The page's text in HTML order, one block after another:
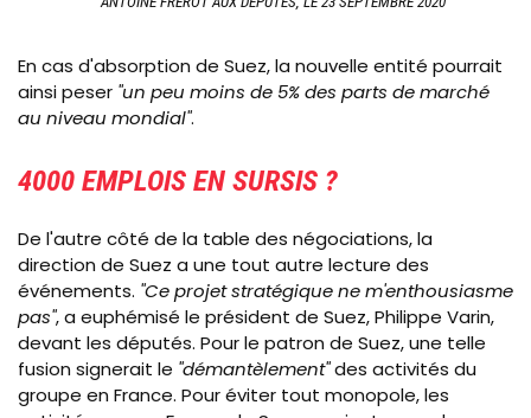
En cas d'absorption de Suez, la nouvelle entité pourrait
ainsi peser "un peu moins de 5% des parts de marché
au niveau mondial".
4000 EMPLOIS EN SURSIS ?
De l'autre côté de la table des négociations, la
direction de Suez a une tout autre lecture des
événements. "Ce projet stratégique ne m'enthousiasme
pas", a euphémisé le président de Suez, Philippe Varin,
devant les députés. Pour le patron de Suez, une telle
fusion signerait le "démantèlement"des activités du
groupe en France. Pour éviter tout monopole, les